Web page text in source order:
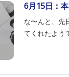
6月15日：
な〜んと、先
てくれたよう